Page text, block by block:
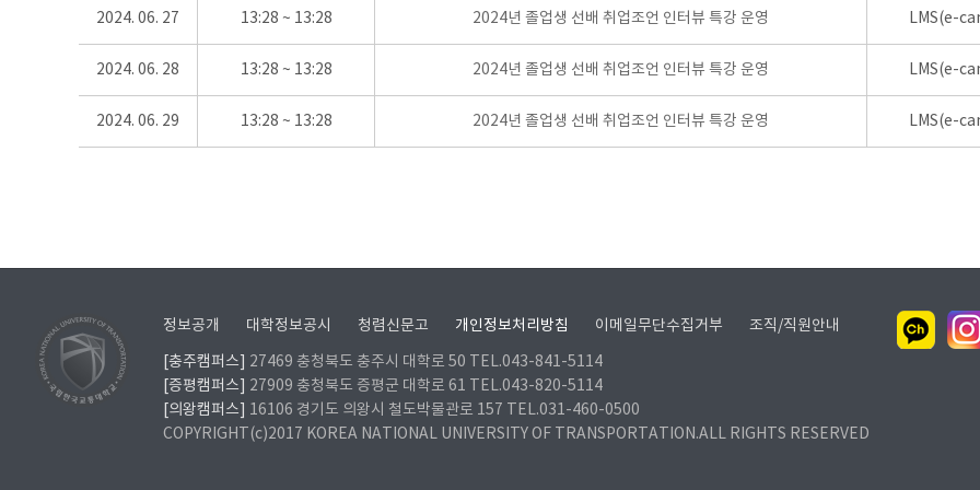
2024. 06. 27 13:28 ~ 13:28 2024년 졸업생 선배 취업조언 인터뷰 특강 운영 LMS(e-
2024. 06. 28 13:28 ~ 13:28 2024년 졸업생 선배 취업조언 인터뷰 특강 운영 LMS(e-
2024. 06. 29 13:28 ~ 13:28 2024년 졸업생 선배 취업조언 인터뷰 특강 운영 LMS(e-
정보공개 대학정보공시 청렴신문고 개인정보처리방침 이메일무단수집거부 조직/직원안내
[충주캠퍼스]
27469 충청북도 충주시 대학로 50 TEL.043-841-5114
[증평캠퍼스]
27909 충청북도 증평군 대학로 61 TEL.043-820-5114
[의왕캠퍼스]
16106 경기도 의왕시 철도박물관로 157 TEL.031-460-0500
COPYRIGHT(c)2017 KOREA NATIONAL UNIVERSITY OF TRANSPORTATION.ALL RIGHTS RESERVED